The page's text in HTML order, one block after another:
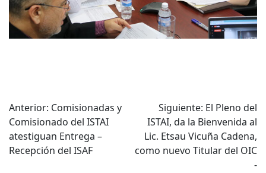
Navegación
de
entradas
Anterior: Comisionadas y
Comisionado del ISTAI
atestiguan Entrega –
Recepción del ISAF
Siguiente: El Pleno del
ISTAI, da la Bienvenida al
Lic. Etsau Vicuña Cadena,
como nuevo Titular del OIC
-